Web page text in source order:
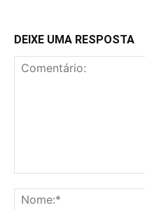
DEIXE UMA RESPOSTA